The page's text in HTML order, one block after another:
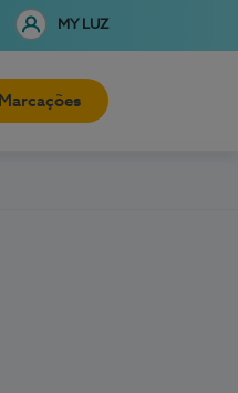
MY LUZ
Marcações